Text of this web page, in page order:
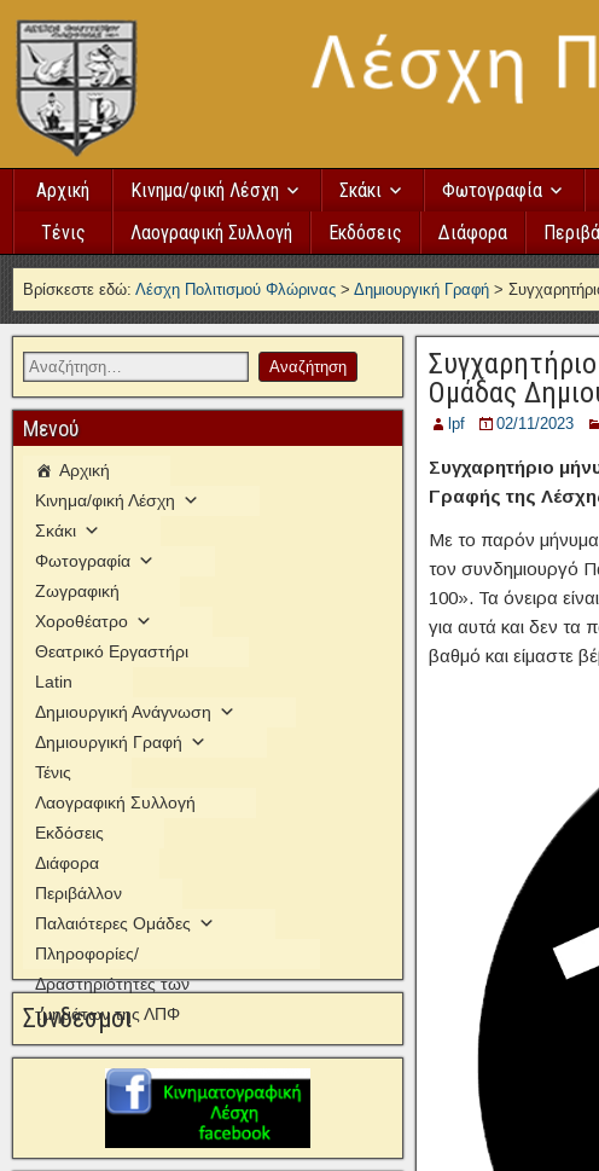
Αρχική Κινημα/φική Λέσχη Σκάκι Φωτογραφία
Τένις
Λαογραφική Συλλογή Εκδόσεις Διάφορα
Βρίσκεστε εδώ: Λέσχη Πολιτισμού Φλώρινας > Δημιουργική Γραφή >
Ομάδας
lpf 02/11/2023
Συγχαρητήριο
Γραφής της
Με το παρόν
τον συνδημιουργό
100». Τα όνειρα
για αυτά και δεν τα
βαθμό και είμαστε
Μενού
Αρχική
Κινημα/φική Λέσχη
Σκάκι
Φωτογραφία
Ζωγραφική
Χοροθέατρο
Θεατρικό Εργαστήρι
Latin
Δημιουργική Ανάγνωση
Δημιουργική Γραφή
Τένις
Λαογραφική Συλλογή
Εκδόσεις
Διάφορα
Περιβάλλον
Παλαιότερες Ομάδες
Πληροφορίες/
Δραστηριότητες των
τμημάτων της ΛΠΦ
Σύνδεσμοι